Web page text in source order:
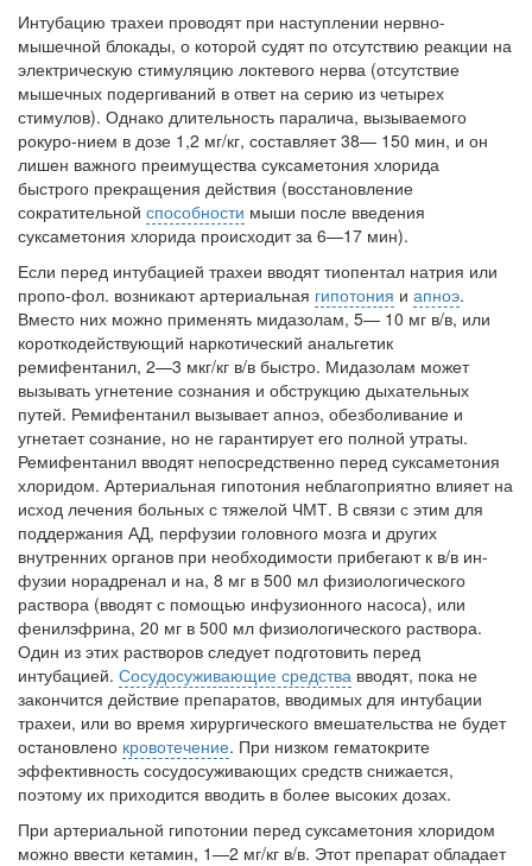
Интубацию трахеи проводят при наступлении нервно-
мышечной блокады, о которой су­дят по отсутствию реакции на
электрическую стимуляцию локтевого нерва (отсутствие
мышечных подергиваний в ответ на серию из четы­рех
стимулов). Однако длительность паралича, вызываемого
рокуро-нием в дозе 1,2 мг/кг, составляет 38— 150 мин, и он
лишен важного пре­имущества суксаметония хлорида
быстрого прекращения действия (восстановление
сократительной способности мыши после введения
суксаметония хлорида происходит за 6—17 мин).
Если перед интубацией трахеи вводят тиопентал натрия или
пропо-фол. возникают артериальная гипотония и апноэ.
Вместо них можно применять мидазолам, 5— 10 мг в/в, или
короткодействующий нарко­тический анальгетик
ремифентанил, 2—3 мкг/кг в/в быстро. Мидазо­лам может
вызывать угнетение сознания и обструкцию дыхательных
путей. Ремифентанил вызывает апноэ, обезболивание и
угнетает соз­нание, но не гарантирует его полной утраты.
Ремифентанил вводят непосредственно перед суксаметония
хлоридом. Артериальная гипо­тония неблагоприятно влияет на
исход лечения больных с тяжелой ЧМТ. В связи с этим для
поддержания АД, перфузии головного мозга и других
внутренних органов при необходимости прибегают к в/в ин-
фузии норадренал и на, 8 мг в 500 мл физиологического
раствора (вво­дят с помощью инфузионного насоса), или
фенилэфрина, 20 мг в 500 мл физиологического раствора.
Один из этих растворов следует подготовить перед
интубацией. Сосудосуживающие средства вводят, пока не
закончится действие препаратов, вводимых для интубации
трахеи, или во время хирургического вмешательства не будет
оста­новлено кровотечение. При низком гематокрите
эффективность со­судосуживающих средств снижается,
поэтому их приходится вводить в более высоких дозах.
При артериальной гипотонии перед суксаметония хлоридом
можно ввести кетамин, 1—2 мг/кг в/в. Этот препарат обладает